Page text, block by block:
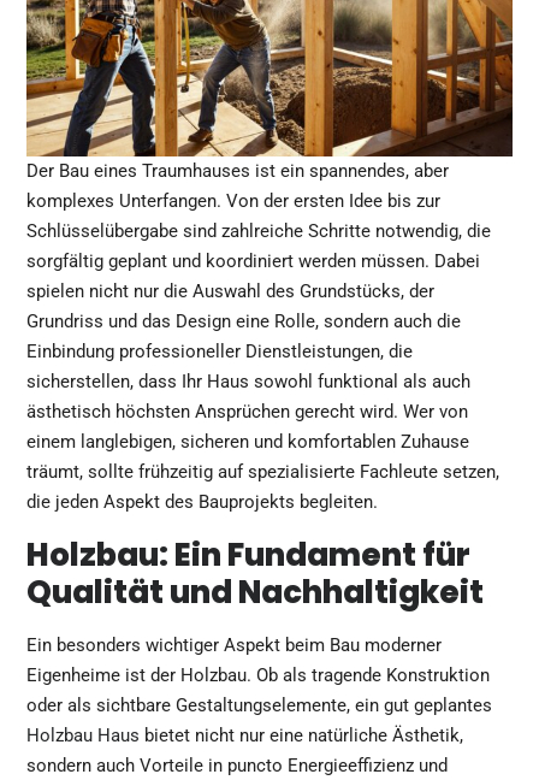
Der Bau eines Traumhauses ist ein spannendes, aber
komplexes Unterfangen. Von der ersten Idee bis zur
Schlüsselübergabe sind zahlreiche Schritte notwendig, die
sorgfältig geplant und koordiniert werden müssen. Dabei
spielen nicht nur die Auswahl des Grundstücks, der
Grundriss und das Design eine Rolle, sondern auch die
Einbindung professioneller Dienstleistungen, die
sicherstellen, dass Ihr Haus sowohl funktional als auch
ästhetisch höchsten Ansprüchen gerecht wird. Wer von
einem langlebigen, sicheren und komfortablen Zuhause
träumt, sollte frühzeitig auf spezialisierte Fachleute setzen,
die jeden Aspekt des Bauprojekts begleiten.
Holzbau: Ein Fundament für
Qualität und Nachhaltigkeit
Ein besonders wichtiger Aspekt beim Bau moderner
Eigenheime ist der Holzbau. Ob als tragende Konstruktion
oder als sichtbare Gestaltungselemente, ein gut geplantes
Holzbau Haus bietet nicht nur eine natürliche Ästhetik,
sondern auch Vorteile in puncto Energieeffizienz und